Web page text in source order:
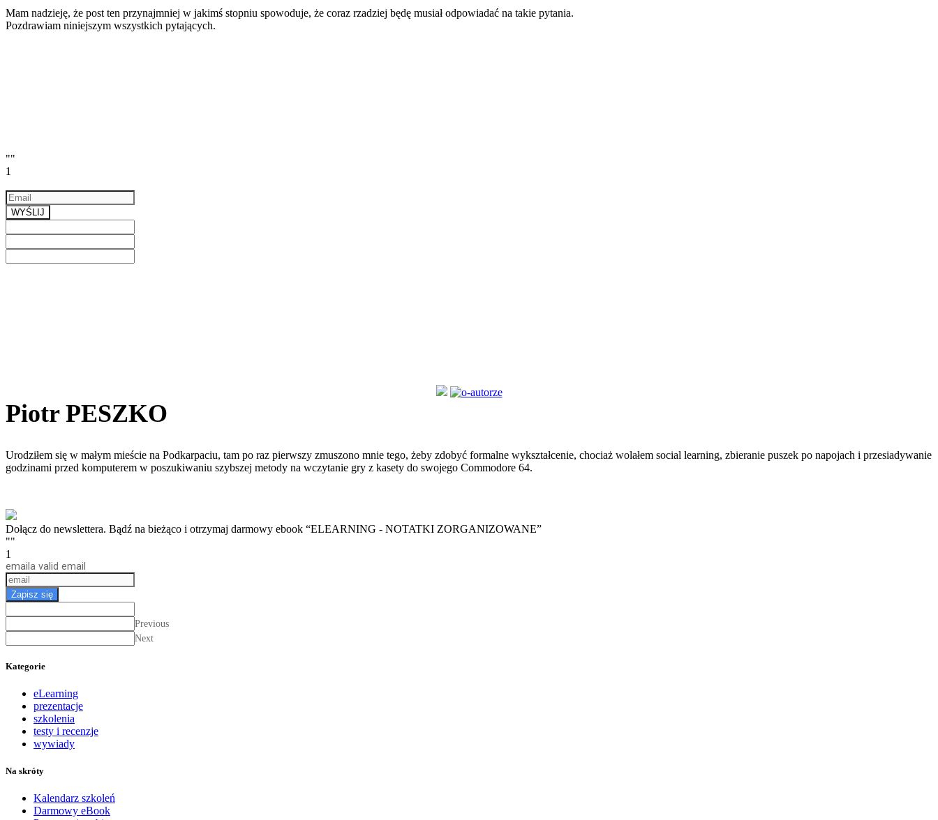
Mam nadzieję, że post ten przynajmniej w jakimś stopniu spowoduje, że coraz rzadziej będę musiał odpowiadać na takie pytania.
Pozdrawiam niniejszym wszystkich pytających.
""
1
WYŚLIJ
Piotr PESZKO
Urodziłem się w małym mieście na Podkarpaciu, tam po raz pierwszy zmuszono mnie tego, żeby zdobyć formalne wykształcenie, chociaż wolałem social learning, zbieranie puszek po napojach i przesiadywanie
godzinami przed komputerem w poszukiwaniu szybszej metody na wczytanie gry z kasety do swojego Commodore 64.
Dołącz do newslettera. Bądź na bieżąco i otrzymaj darmowy ebook “ELEARNING - NOTATKI ZORGANIZOWANE”
""
1
email a valid email
Zapisz się
Previous
Next
Kategorie
eLearning
prezentacje
szkolenia
testy i recenzje
wywiady
Na skróty
Kalendarz szkoleń
Darmowy eBook